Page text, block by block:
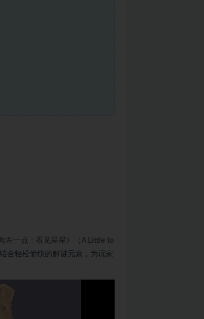
左一点：看见星星》（A Little to
合轻松愉快的解谜元素，为玩家